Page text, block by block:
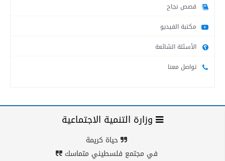
قصص نجاح
مكتبة الفيديو
الأسئلة الشائعة
تواصل معنا
وزارة التنمية الاجتماعية
حياة كريمة
في مجتمع فلسطيني متماسك